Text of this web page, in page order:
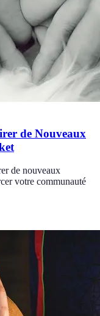
de Nouveaux
de nouveaux
votre communauté